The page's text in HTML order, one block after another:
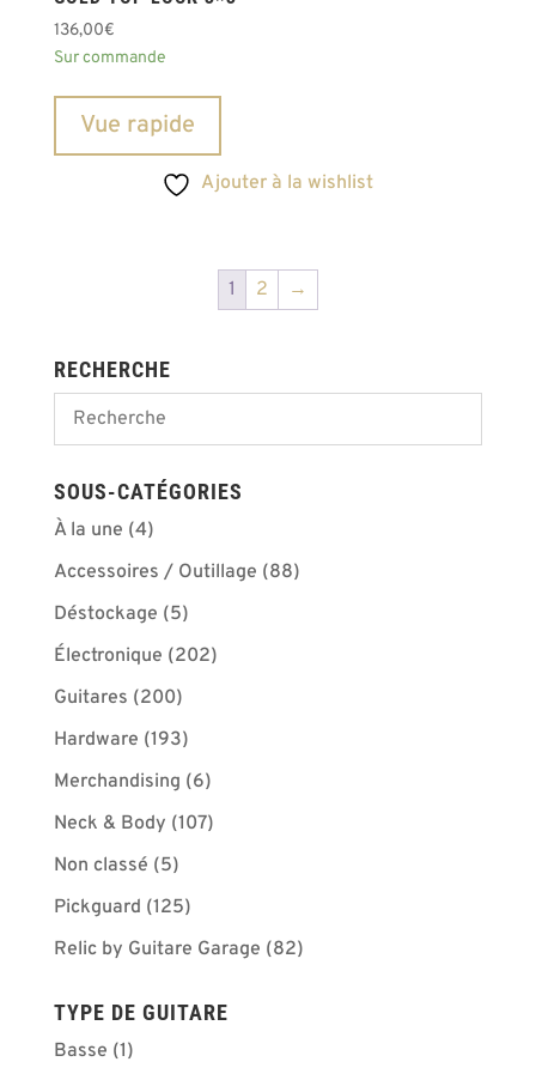
136,00€
Sur commande
Vue rapide
Ajouter à la wishlist
1 2 →
RECHERCHE
SOUS-CATÉGORIES
À la une (4)
Accessoires / Outillage (88)
Déstockage (5)
Électronique (202)
Guitares (200)
Hardware (193)
Merchandising (6)
Neck & Body (107)
Non classé (5)
Pickguard (125)
Relic by Guitare Garage (82)
TYPE DE GUITARE
Basse (1)